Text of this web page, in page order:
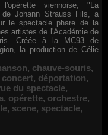
viennoise, "La
de Johann Strauss Fils, a
le spectacle phare de la
artistes de l'Académie de
Créée à la MC93 de
la production de Célie
, chauve-souris,
concert, déportation,
du spectacle,
, opérette, orchestre,
, scene, spectacle,